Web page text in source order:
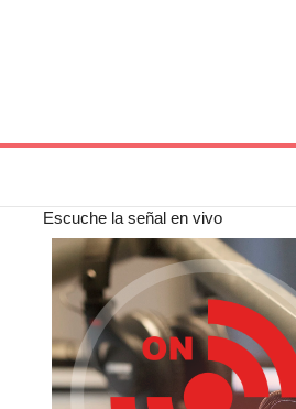
Escuche la señal en vivo